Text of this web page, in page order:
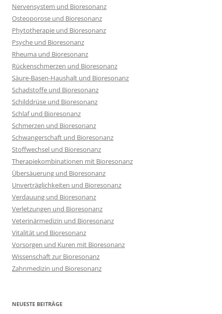
Nervensystem und Bioresonanz
Osteoporose und Bioresonanz
Phytotherapie und Bioresonanz
Psyche und Bioresonanz
Rheuma und Bioresonanz
Rückenschmerzen und Bioresonanz
Säure-Basen-Haushalt und Bioresonanz
Schadstoffe und Bioresonanz
Schilddrüse und Bioresonanz
Schlaf und Bioresonanz
Schmerzen und Bioresonanz
Schwangerschaft und Bioresonanz
Stoffwechsel und Bioresonanz
Therapiekombinationen mit Bioresonanz
Übersäuerung und Bioresonanz
Unverträglichkeiten und Bioresonanz
Verdauung und Bioresonanz
Verletzungen und Bioresonanz
Veterinärmedizin und Bioresonanz
Vitalität und Bioresonanz
Vorsorgen und Kuren mit Bioresonanz
Wissenschaft zur Bioresonanz
Zahnmedizin und Bioresonanz
NEUESTE BEITRÄGE